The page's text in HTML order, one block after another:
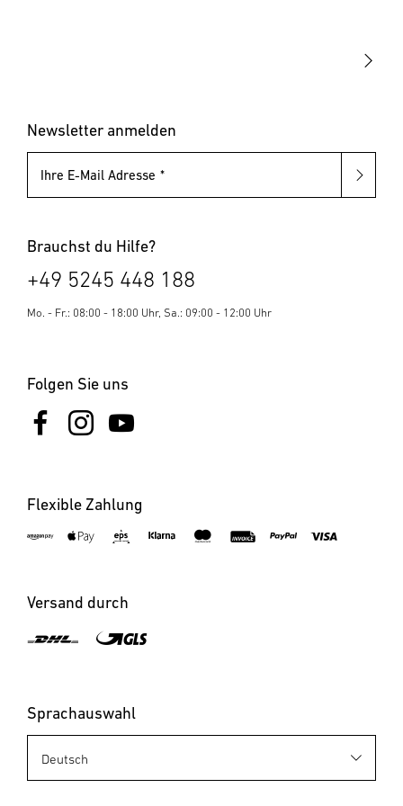
Blindnietmuttern
Newsletter anmelden
Ihre E-Mail Adresse
Brauchst du Hilfe?
+49 5245 448 188
Mo. - Fr.: 08:00 - 18:00 Uhr, Sa.: 09:00 - 12:00 Uhr
Folgen Sie uns
Flexible Zahlung
Versand durch
Sprachauswahl